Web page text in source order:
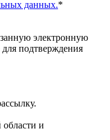
данных.*
электронную
подтверждения